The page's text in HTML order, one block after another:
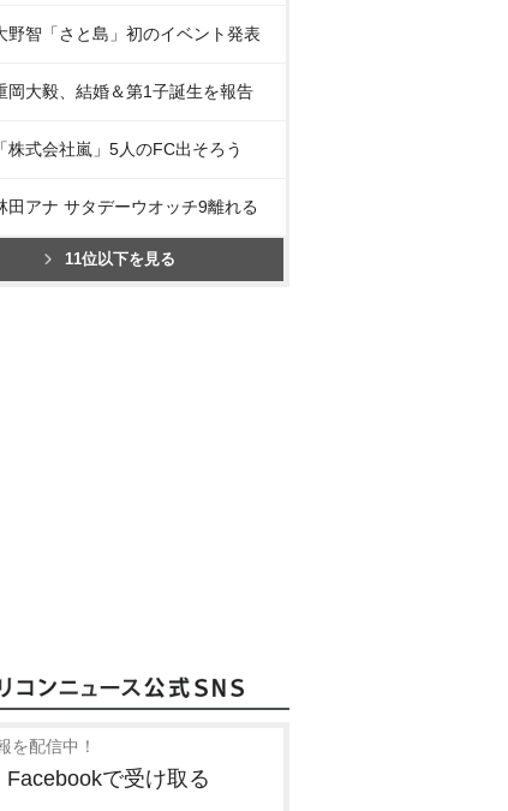
野智「さと島」初のイベント発表
岡大毅、結婚＆第1子誕生を報告
「株式会社嵐」5人のFC出そろう
田アナ サタデーウオッチ9離れる
11位以下を見る
を配信中！
Facebookで受け取る